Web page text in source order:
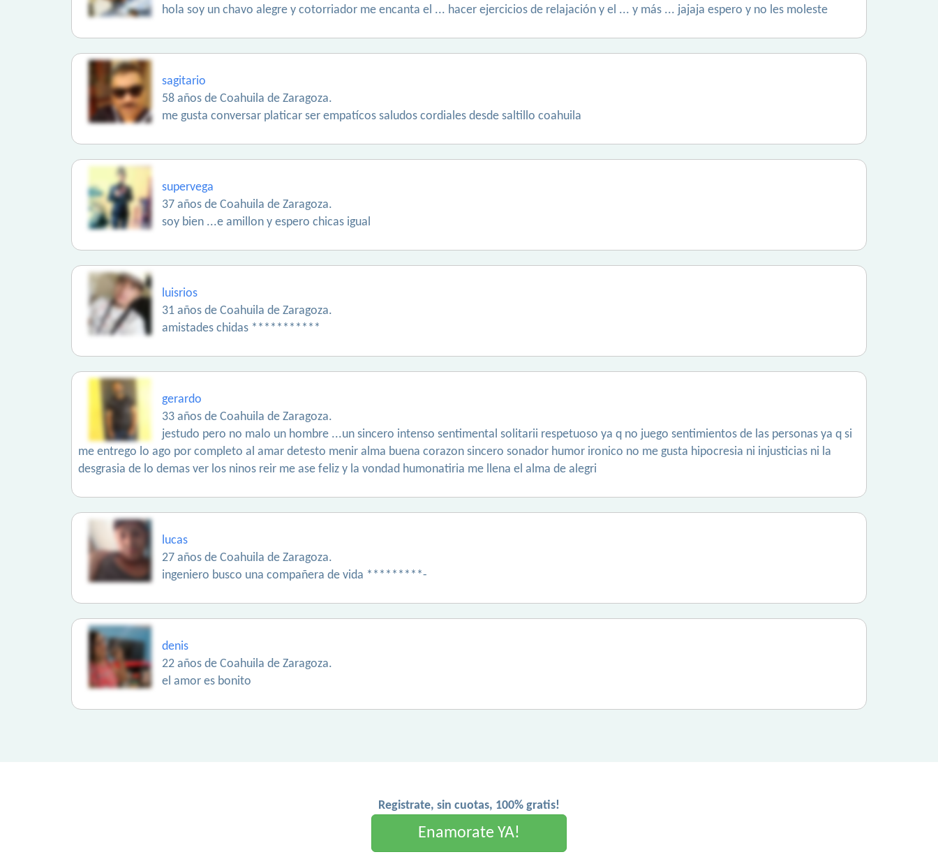
hola soy un chavo alegre y cotorriador me encanta el ... hacer ejercicios de relajación y el ... y más ... jajaja espero y no les moleste
sagitario
58 años de Coahuila de Zaragoza.
me gusta conversar platicar ser empatícos saludos cordiales desde saltillo coahuila
supervega
37 años de Coahuila de Zaragoza.
soy bien ...e amillon y espero chicas igual
luisrios
31 años de Coahuila de Zaragoza.
amistades chidas ***********
gerardo
33 años de Coahuila de Zaragoza.
jestudo pero no malo un hombre ...un sincero intenso sentimental solitarii respetuoso ya q no juego sentimientos de las personas ya q si
me entrego lo ago por completo al amar detesto menir alma buena corazon sincero sonador humor ironico no me gusta hipocresia ni injusticias ni la
desgrasia de lo demas ver los ninos reir me ase feliz y la vondad humonatiria me llena el alma de alegri
lucas
27 años de Coahuila de Zaragoza.
ingeniero busco una compañera de vida *********-
denis
22 años de Coahuila de Zaragoza.
el amor es bonito
Registrate, sin cuotas, 100% gratis!
Enamorate YA!